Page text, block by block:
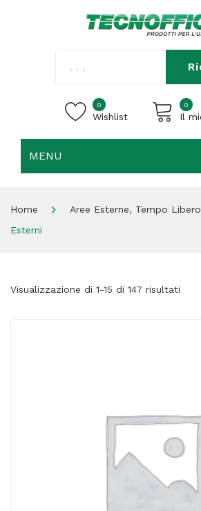
0
Wishlist
0
Il
MENU
Home Aree Esterne, Tempo
Esterni
Visualizzazione di 1-15 di 147 risultati